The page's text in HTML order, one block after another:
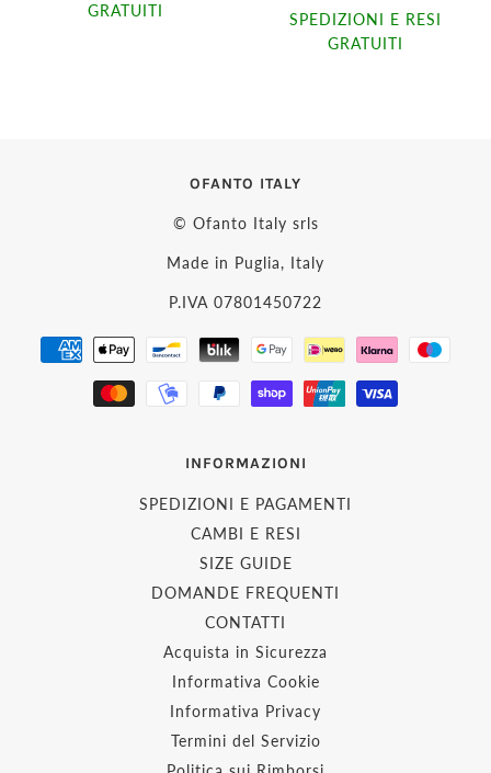
GRATUITI
SPEDIZIONI E RESI
GRATUITI
OFANTO ITALY
© Ofanto Italy srls
Made in Puglia, Italy
P.IVA 07801450722
INFORMAZIONI
SPEDIZIONI E PAGAMENTI
CAMBI E RESI
SIZE GUIDE
DOMANDE FREQUENTI
CONTATTI
Acquista in Sicurezza
Informativa Cookie
Informativa Privacy
Termini del Servizio